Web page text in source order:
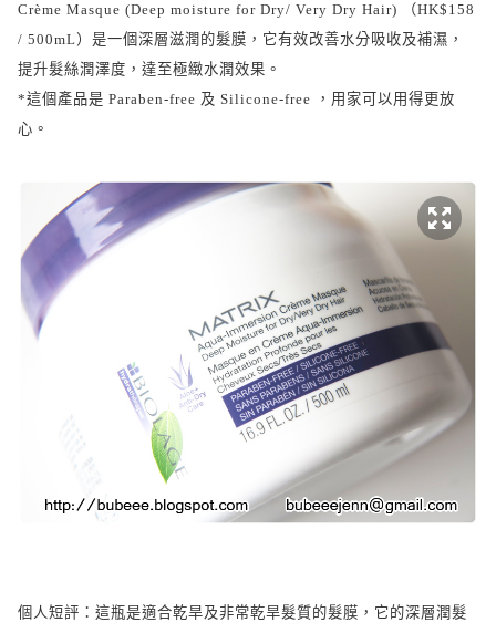
Crème Masque (Deep moisture for Dry/ Very Dry Hair)
（HK$158
/ 500mL）是一個深層滋潤的髮膜，它有效改善水分吸收及補濕，
提升髮絲潤澤度，達至極緻水潤效果。
*這個產品是 Paraben-free 及 Silicone-free
，用家可以用得更放
心。
個人短評：這瓶是適合乾旱及非常乾旱髮質的髮膜，它的深層潤髮